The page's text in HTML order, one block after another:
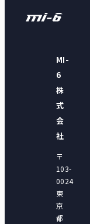
MI-
6
株
式
会
社
〒
103-
0024
東
京
都